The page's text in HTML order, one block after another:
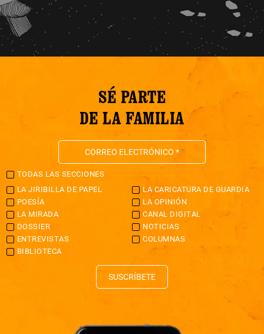
SÉ PARTE
DE LA FAMILIA
TODAS LAS SECCIONES
LA JIRIBILLA DE PAPEL
LA CARICATURA DE GUARDIA
POESÍA
LA OPINIÓN
LA MIRADA
CANAL DIGITAL
DOSSIER
NOTICIAS
ENTREVISTAS
COLUMNAS
BIBLIOTECA
SUSCRÍBETE